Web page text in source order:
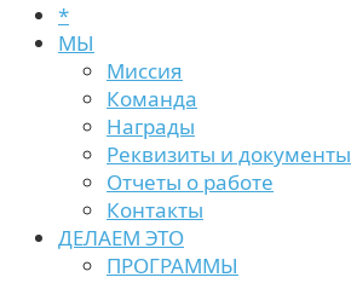
*
МЫ
Миссия
Команда
Награды
Реквизиты и документы
Отчеты о работе
Контакты
ДЕЛАЕМ ЭТО
ПРОГРАММЫ